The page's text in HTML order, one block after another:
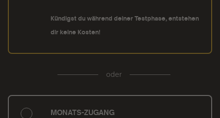
Kündigst du während deiner Testphase, entstehen
dir keine Kosten!
oder
MONATS-ZUGANG